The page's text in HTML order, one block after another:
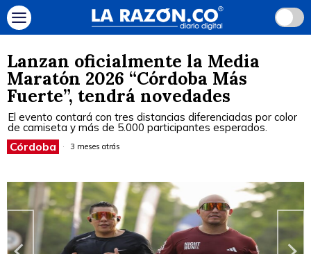
Lanzan oficialmente la Media
Maratón 2026 “Córdoba Más
Fuerte”, tendrá novedades
El evento contará con tres distancias diferenciadas por color
de camiseta y más de 5.000 participantes esperados.
Córdoba 3 meses atrás